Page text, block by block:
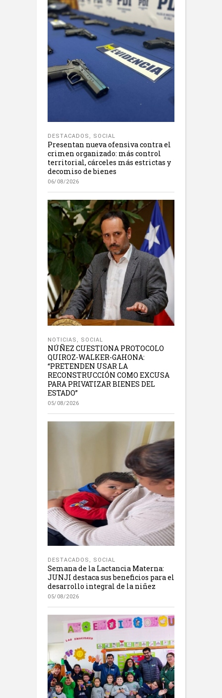
DESTACADOS , SOCIAL
Presentan nueva ofensiva contra el
crimen organizado: más control
territorial, cárceles más estrictas y
decomiso de bienes
06/08/2026
NOTICIAS , SOCIAL
NÚÑEZ CUESTIONA PROTOCOLO
QUIROZ-WALKER-GAHONA:
“PRETENDEN USAR LA
RECONSTRUCCIÓN COMO EXCUSA
PARA PRIVATIZAR BIENES DEL
ESTADO”
05/08/2026
DESTACADOS , SOCIAL
Semana de la Lactancia Materna:
JUNJI destaca sus beneficios para el
desarrollo integral de la niñez
05/08/2026